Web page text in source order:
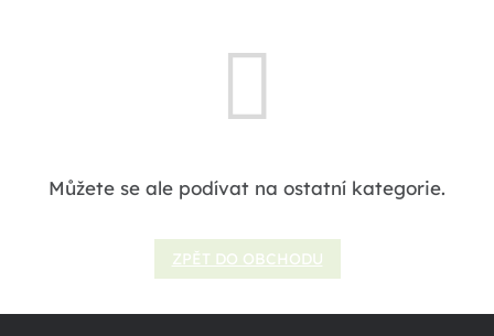
Můžete se ale podívat na ostatní kategorie.
ZPĚT DO OBCHODU